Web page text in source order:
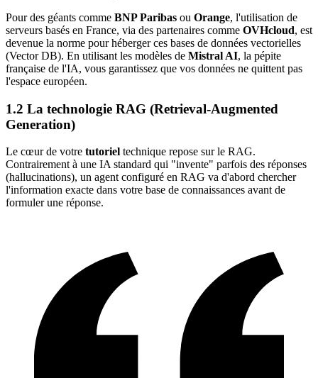
Pour des géants comme BNP Paribas ou Orange, l'utilisation de
serveurs basés en France, via des partenaires comme OVHcloud, est
devenue la norme pour héberger ces bases de données vectorielles
(Vector DB). En utilisant les modèles de Mistral AI, la pépite
française de l'IA, vous garantissez que vos données ne quittent pas
l'espace européen.
1.2 La technologie RAG (Retrieval-Augmented
Generation)
Le cœur de votre tutoriel technique repose sur le RAG.
Contrairement à une IA standard qui "invente" parfois des réponses
(hallucinations), un agent configuré en RAG va d'abord chercher
l'information exacte dans votre base de connaissances avant de
formuler une réponse.